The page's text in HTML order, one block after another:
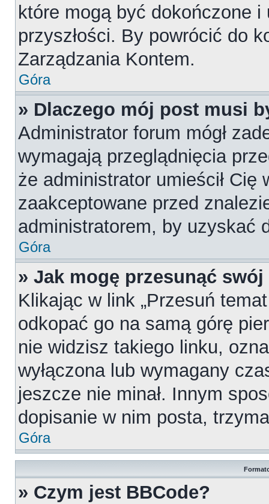
które mogą być dokończone
przyszłości. By powrócić do
Zarządzania Kontem.
Góra
» Dlaczego mój post musi
Administrator forum mógł
wymagają przeglądnięcia
że administrator umieścił
zaakceptowane przed
administratorem, by uzyskać
Góra
» Jak mogę przesunąć
Klikając w link „Przesuń
odkopać go na samą górę
nie widzisz takiego linku,
wyłączona lub wymagany
jeszcze nie minał. Innym
dopisanie w nim posta,
Góra
» Czym jest BBCode?